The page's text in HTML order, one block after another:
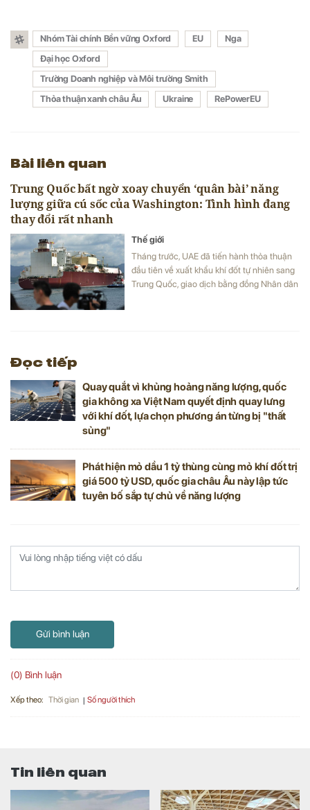
Nhóm Tài chính Bền vững Oxford EU
Nga
Đại học Oxford
Trường Doanh nghiệp và Môi trường Smith
Thỏa thuận xanh châu Âu
Ukraine RePowerEU
Bài liên quan
Trung Quốc bất ngờ xoay chuyển ‘quân bài’ năng
lượng giữa cú sốc của Washington: Tình hình đang
thay đổi rất nhanh
Thế giới
Tháng trước, UAE đã tiến hành thỏa thuận
đầu tiên về xuất khẩu khí đốt tự nhiên sang
Trung Quốc, giao dịch bằng đồng Nhân dân
Đọc tiếp
Quay quắt vì khủng hoảng năng lượng, quốc
gia không xa Việt Nam quyết định quay lưng
với khí đốt, lựa chọn phương án từng bị "thất
sủng"
Phát hiện mỏ dầu 1 tỷ thùng cùng mỏ khí đốt trị
giá 500 tỷ USD, quốc gia châu Âu này lập tức
tuyên bố sắp tự chủ về năng lượng
Gửi bình luận
(0) Bình luận
Xếp theo: Thời gian Số người thích
Tin liên quan